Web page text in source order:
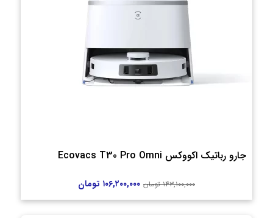
جارو رباتیک اکووکس Ecovacs T30 Pro Omni
۱۴۳,۱۰۰,۰۰۰ تومان ۱۰۶,۲۰۰,۰۰۰ تومان